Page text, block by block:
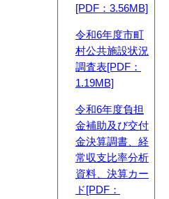
[PDF：3.56MB]
令和6年度市町
村公共施設状況
調査表[PDF：
1.19MB]
令和6年度負担
金補助及び交付
金決算調書、経
常収支比率分析
資料、決算カー
ド[PDF：